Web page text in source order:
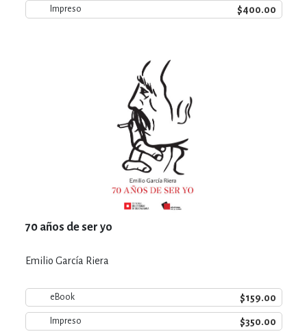
Impreso $400.00
70 años de ser yo
Emilio García Riera
eBook $159.00
Impreso $350.00